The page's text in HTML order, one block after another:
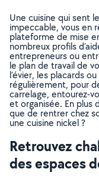
Une cuisine qui sent
impeccable, vous en
plateforme de mise
nombreux profils
entrepreneurs ou
le plan de travail de
l’évier, les placards
régulièrement, pour
carrelage, entourez-
et organisée. En plus
que de rentrer chez
une cuisine nickel ?
Retrouvez
des espaces